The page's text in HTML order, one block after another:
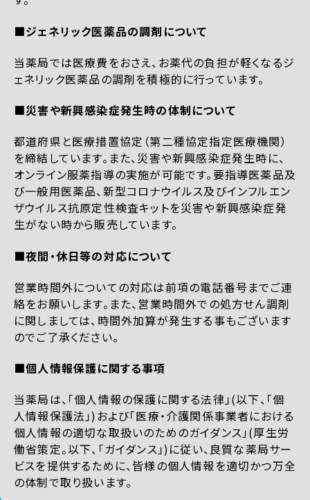
■ジェネリック医薬品の調剤について
当薬局では医療費をおさえ、お薬代の負担が軽くなるジ
ェネリック医薬品の調剤を積極的に行っています。
■災害や新興感染症発生時の体制について
都道府県と医療措置協定（第二種協定指定医療機関）
を締結しています。また、災害や新興感染症発生時に、
オンライン服薬指導の実施が可能です。要指導医薬品及
び一般用医薬品、新型コロナウイルス及びインフルエン
ザウイルス抗原定性検査キットを災害や新興感染症発
生がない時から販売しています。
■夜間・休日等の対応について
営業時間外についての対応は前項の電話番号までご連
絡をお願いします。また、営業時間外での処方せん調剤
に関しましては、時間外加算が発生する事もございます
のでご了承ください。
■個人情報保護に関する事項
当薬局は、「個人情報の保護に関する法律」(以下、「個
人情報保護法」)および「医療・介護関係事業者における
個人情報の適切な取扱いのためのガイダンス」(厚生労
働省策定。以下、「ガイダンス」)に従い、良質な薬局サー
ビスを提供するために、皆様の個人情報を適切かつ万全
の体制で取り扱います。